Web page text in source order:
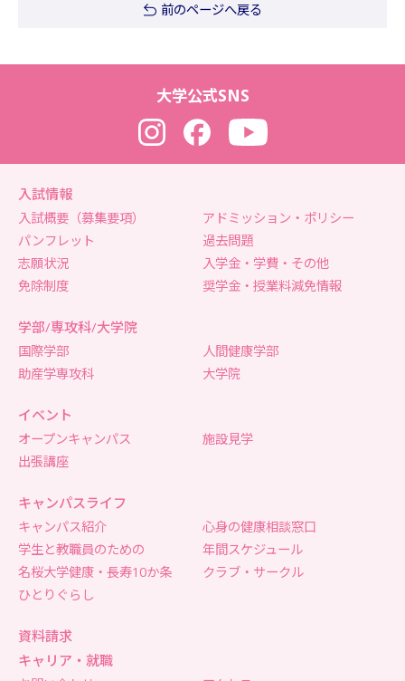
前のページへ戻る
大学公式SNS
InstagramFacebookYouTube
入試情報
入試概要（募集要項）
アドミッション・ポリシー
パンフレット
過去問題
志願状況
入学金・学費・その他
免除制度
奨学金・授業料減免情報
学部/専攻科/大学院
国際学部
人間健康学部
助産学専攻科
大学院
イベント
オープンキャンパス
施設見学
出張講座
キャンパスライフ
キャンパス紹介
心身の健康相談窓口
学生と教職員のための
名桜大学健康・長寿10か条
年間スケジュール
クラブ・サークル
ひとりぐらし
資料請求
キャリア・就職